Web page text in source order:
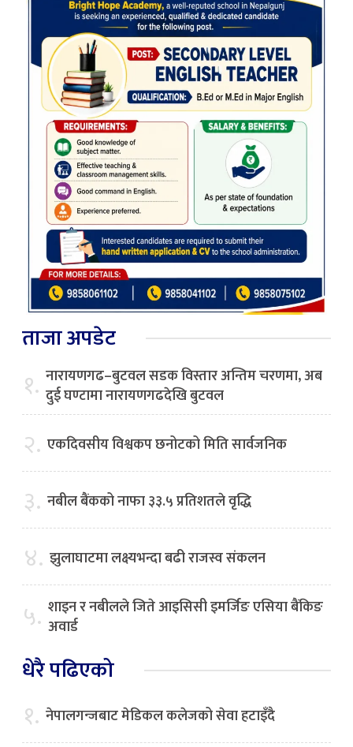
ताजा अपडेट
१. नारायणगढ–बुटवल सडक विस्तार अन्तिम चरणमा, अब
दुई घण्टामा नारायणगढदेखि बुटवल
२. एकदिवसीय विश्वकप छनोटको मिति सार्वजनिक
३. नबील बैंकको नाफा ३३.५ प्रतिशतले वृद्धि
४. झुलाघाटमा लक्ष्यभन्दा बढी राजस्व संकलन
५. शाइन र नबीलले जिते आइसिसी इमर्जिङ एसिया बैंकिङ
अवार्ड
धेरै पढिएको
१. नेपालगन्जबाट मेडिकल कलेजको सेवा हटाइँदै